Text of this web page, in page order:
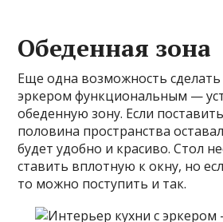
Обеденная зона
Еще одна возможность сделать
эркером функциональным —
обеденную зону. Если
половина пространства
будет удобно и красиво. Стол
ставить вплотную к окну, но
то можно поступить и так.